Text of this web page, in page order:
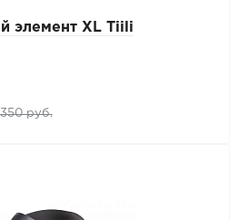
элемент XL Tiili
350 руб.